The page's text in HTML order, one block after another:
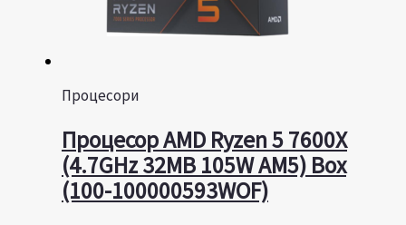
Процесори
Процесор AMD Ryzen 5 7600X
(4.7GHz 32MB 105W AM5) Box
(100-100000593WOF)